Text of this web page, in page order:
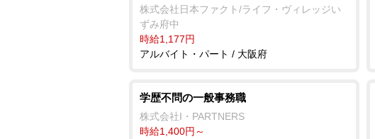
株式会社日本ファクト/ライフ・ヴィレッジい
ずみ府中
時給1,177円
アルバイト・パート / 大阪府
学歴不問の一般事務職
株式会社I・PARTNERS
時給1,400円～